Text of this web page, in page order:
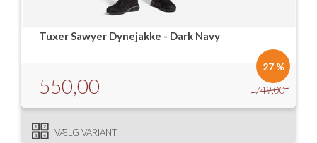
Tuxer Sawyer Dynejakke - Dark Navy
749,00
550,00
27 %
VÆLG VARIANT